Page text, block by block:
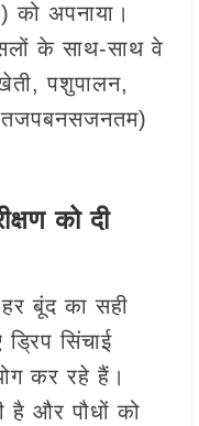
को अपनाया।
के साथ-साथ वे
पशुपालन,
को दी
बूंद का सही
सिंचाई
कर रहे हैं।
है और पौधों को